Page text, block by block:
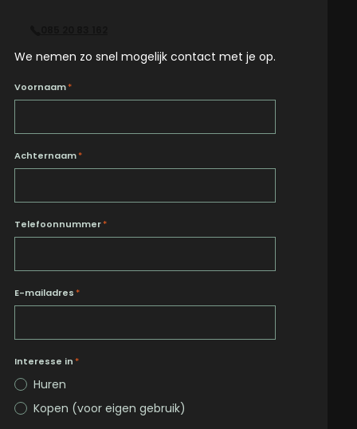
We nemen zo snel mogelijk contact met je op.
Voornaam*
Achternaam*
Telefoonnummer*
E-mailadres *
Interesse in *
Huren
Kopen (voor eigen gebruik)